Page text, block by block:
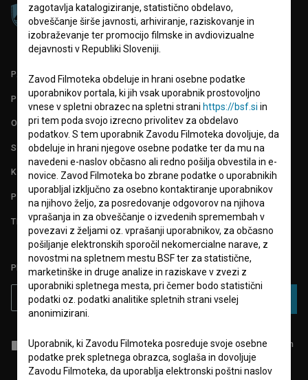
PARTNERJI
POGOJI UPORABE
O PROJEKTU
STATISTIKA
KONTAKT
POGOSTA VPRAŠANJA
TEST FUNKCIONALNOSTI
PRIJAVITE SE NA BSF NOVIČNIK:
PRIJAVA
Sprejemam splošne pogojein dajemsoglasjeza zbiranje, hrambo in
obdelavo osebnih podatkov.
zagotavlja katalogiziranje, statistično obdelavo,
obveščanje širše javnosti, arhiviranje, raziskovanje in
izobraževanje ter promocijo filmske in avdiovizualne
dejavnosti v Republiki Sloveniji.
Zavod Filmoteka obdeluje in hrani osebne podatke
uporabnikov portala, ki jih vsak uporabnik prostovoljno
vnese v spletni obrazec na spletni strani https://bsf.si in
pri tem poda svojo izrecno privolitev za obdelavo
podatkov. S tem uporabnik Zavodu Filmoteka dovoljuje, da
obdeluje in hrani njegove osebne podatke ter da mu na
navedeni e-naslov občasno ali redno pošilja obvestila in e-
novice. Zavod Filmoteka bo zbrane podatke o uporabnikih
uporabljal izključno za osebno kontaktiranje uporabnikov
na njihovo željo, za posredovanje odgovorov na njihova
vprašanja in za obveščanje o izvedenih spremembah v
povezavi z željami oz. vprašanji uporabnikov, za občasno
pošiljanje elektronskih sporočil nekomercialne narave, z
novostmi na spletnem mestu BSF ter za statistične,
marketinške in druge analize in raziskave v zvezi z
uporabniki spletnega mesta, pri čemer bodo statistični
podatki oz. podatki analitike spletnih strani vselej
anonimizirani.
Uporabnik, ki Zavodu Filmoteka posreduje svoje osebne
podatke prek spletnega obrazca, soglaša in dovoljuje
Zavodu Filmoteka, da uporablja elektronski poštni naslov